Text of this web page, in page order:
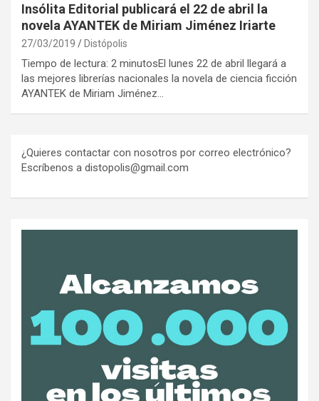
Insólita Editorial publicará el 22 de abril la
novela AYANTEK de Miriam Jiménez Iriarte
27/03/2019 Distópolis
Tiempo de lectura: 2 minutosEl lunes 22 de abril llegará a
las mejores librerías nacionales la novela de ciencia ficción
AYANTEK de Miriam Jiménez…
¿Quieres contactar con nosotros por correo electrónico?
Escríbenos a distopolis@gmail.com